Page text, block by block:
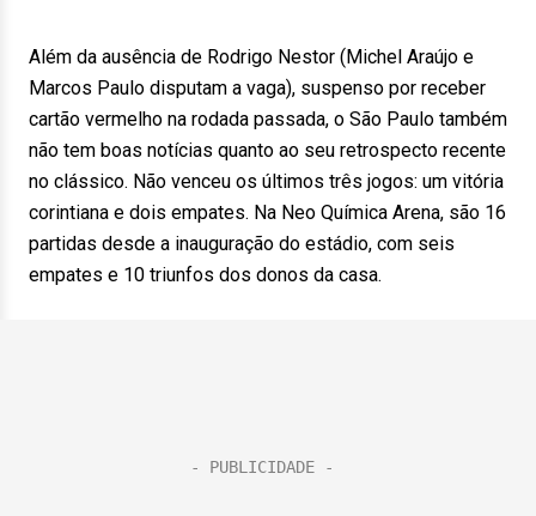
Além da ausência de Rodrigo Nestor (Michel Araújo e
Marcos Paulo disputam a vaga), suspenso por receber
cartão vermelho na rodada passada, o São Paulo também
não tem boas notícias quanto ao seu retrospecto recente
no clássico. Não venceu os últimos três jogos: um vitória
corintiana e dois empates. Na Neo Química Arena, são 16
partidas desde a inauguração do estádio, com seis
empates e 10 triunfos dos donos da casa.